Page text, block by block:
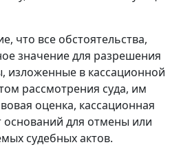
что все обстоятельства,
значение для разрешения
изложенные в кассационной
рассмотрения суда, им
оценка, кассационная
оснований для отмены или
судебных актов.